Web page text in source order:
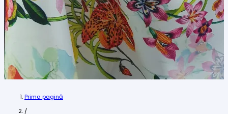
Prima pagină
/